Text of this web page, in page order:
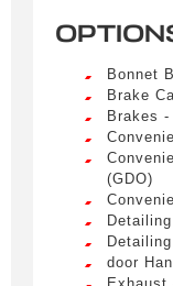
Remplissez le
une
correspondant
Civilité *
M.
Bonnet
Brake
Brakes
(GDO)
door